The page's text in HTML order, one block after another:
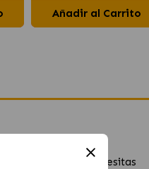
Añadir al Carrito
cuando necesitas